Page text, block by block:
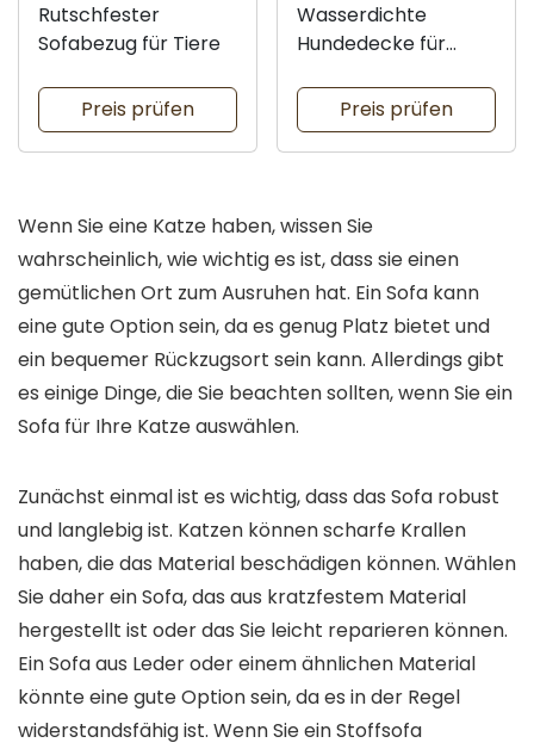
Rutschfester
Sofabezug für Tiere
Preis prüfen
Wasserdichte
Hundedecke für
Preis prüfen
Wenn Sie eine Katze haben, wissen Sie
wahrscheinlich, wie wichtig es ist, dass sie einen
gemütlichen Ort zum Ausruhen hat. Ein Sofa kann
eine gute Option sein, da es genug Platz bietet und
ein bequemer Rückzugsort sein kann. Allerdings gibt
es einige Dinge, die Sie beachten sollten, wenn Sie ein
Sofa für Ihre Katze auswählen.
Zunächst einmal ist es wichtig, dass das Sofa robust
und langlebig ist. Katzen können scharfe Krallen
haben, die das Material beschädigen können. Wählen
Sie daher ein Sofa, das aus kratzfestem Material
hergestellt ist oder das Sie leicht reparieren können.
Ein Sofa aus Leder oder einem ähnlichen Material
könnte eine gute Option sein, da es in der Regel
widerstandsfähig ist. Wenn Sie ein Stoffsofa